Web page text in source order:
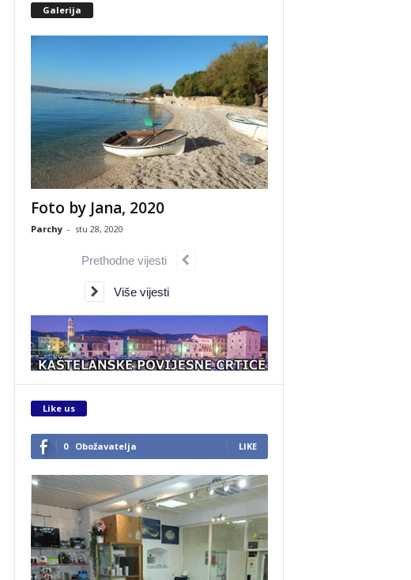
Galerija
Foto by Jana, 2020
Parchy - stu 28, 2020
Prethodne vijesti
Više vijesti
Like us
0 Obožavatelja LIKE